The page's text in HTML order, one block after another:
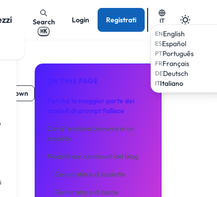
Search
⌘K
Login Registrati
IT
ENEnglish
ESEspañol
PTPortuguês
FRFrançais
DEDeutsch
ITItaliano
ON THIS PAGE
Perché la maggior parte dei
modelli di prompt fallisce
Cosa funziona davvero in un
modello
Modelli per contenuti del blog
Generatore di scalette
Generatore di bozze